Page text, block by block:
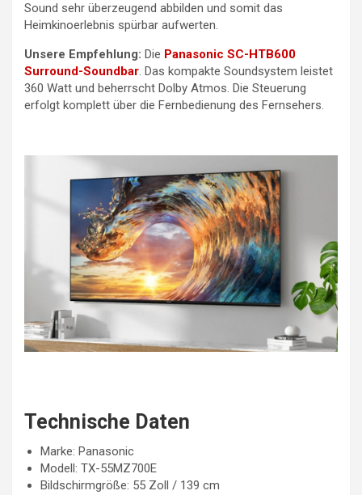
Sound sehr überzeugend abbilden und somit das
Heimkinoerlebnis spürbar aufwerten.
Unsere Empfehlung: Die Panasonic SC-HTB600
Surround-Soundbar. Das kompakte Soundsystem leistet
360 Watt und beherrscht Dolby Atmos. Die Steuerung
erfolgt komplett über die Fernbedienung des Fernsehers.
Technische Daten
Marke: Panasonic
Modell: TX-55MZ700E
Bildschirmgröße: 55 Zoll / 139 cm